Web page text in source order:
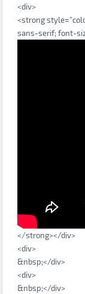
<div>
<strong
sans-serif; font-
</strong></div>
<div>
&nbsp;</div>
<div>
&nbsp;</div>